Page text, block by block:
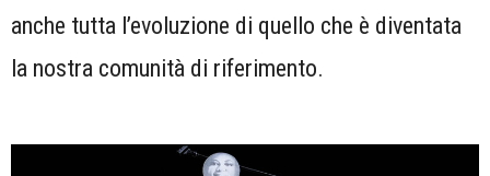
anche tutta l’evoluzione di quello che è diventata
la nostra comunità di riferimento.